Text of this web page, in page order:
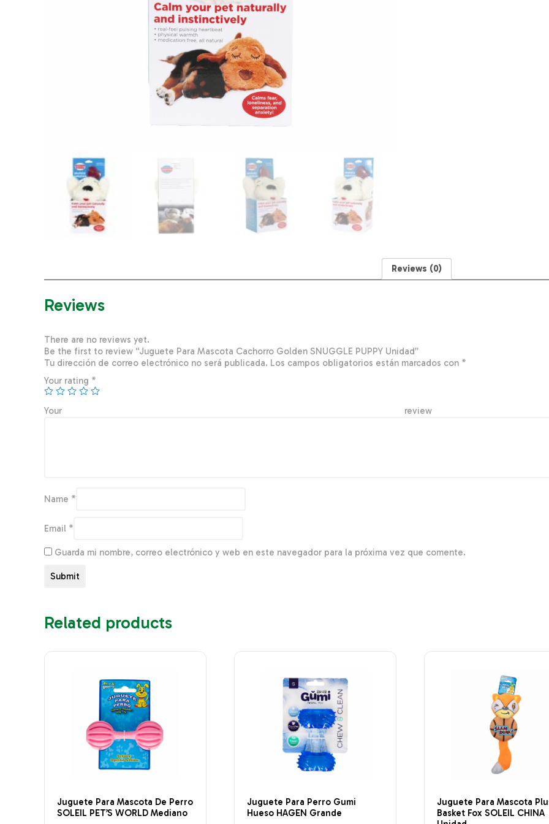
Reviews (0)
Reviews
There are no reviews yet.
Be the first to review “Juguete Para Mascota Cachorro Golden SNUGGLE PUPPY Unidad”
Tu dirección de correo electrónico no será publicada. Los campos obligatorios están marcados con *
Your rating *
Your
Name *
Email *
Guarda mi nombre, correo electrónico y web en este navegador para la próxima vez que comente.
Related products
Juguete Para Mascota De Perro
SOLEIL PET’S WORLD Mediano
Juguete Para Perro Gumi
Hueso HAGEN Grande
Juguete Para Mascota
Basket Fox SOLEIL CHINA